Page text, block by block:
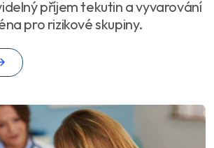
příjem tekutin a vyvarování
pro rizikové skupiny.